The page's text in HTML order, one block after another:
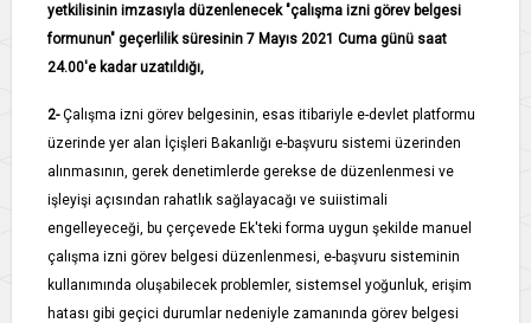
yetkilisinin imzasıyla düzenlenecek "çalışma izni görev belgesi
formunun" geçerlilik süresinin 7 Mayıs 2021 Cuma günü saat
24.00'e kadar uzatıldığı,
2-Çalışma izni görev belgesinin, esas itibariyle e­-devlet platformu
üzerinde yer alan İçişleri Bakanlığı e-­başvuru sistemi üzerinden
alınmasının, gerek denetimlerde gerekse de düzenlenmesi ve
işleyişi açısından rahatlık sağlayacağı ve suiistimali
engelleyeceği, bu çerçevede Ek'teki forma uygun şekilde manuel
çalışma izni görev belgesi düzenlenmesi, e-­başvuru sisteminin
kullanımında oluşabilecek problemler, sistemsel yoğunluk, erişim
hatası gibi geçici durumlar nedeniyle zamanında görev belgesi